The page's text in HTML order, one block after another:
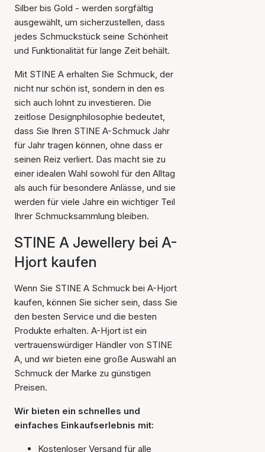
Silber bis Gold - werden sorgfältig
ausgewählt, um sicherzustellen, dass
jedes Schmuckstück seine Schönheit
und Funktionalität für lange Zeit behält.
Mit STINE A erhalten Sie Schmuck, der
nicht nur schön ist, sondern in den es
sich auch lohnt zu investieren. Die
zeitlose Designphilosophie bedeutet,
dass Sie Ihren STINE A-Schmuck Jahr
für Jahr tragen können, ohne dass er
seinen Reiz verliert. Das macht sie zu
einer idealen Wahl sowohl für den Alltag
als auch für besondere Anlässe, und sie
werden für viele Jahre ein wichtiger Teil
Ihrer Schmucksammlung bleiben.
STINE A Jewellery bei A-
Hjort kaufen
Wenn Sie STINE A Schmuck bei A-Hjort
kaufen, können Sie sicher sein, dass Sie
den besten Service und die besten
Produkte erhalten. A-Hjort ist ein
vertrauenswürdiger Händler von STINE
A, und wir bieten eine große Auswahl an
Schmuck der Marke zu günstigen
Preisen.
Wir bieten ein schnelles und
einfaches Einkaufserlebnis mit:
Kostenloser Versand für alle